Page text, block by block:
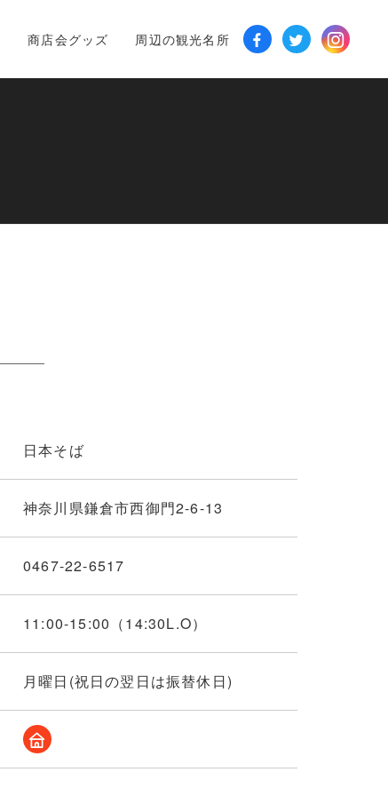
商店会グッズ 周辺の観光名所
日本そば
神奈川県鎌倉市西御門2-6-13
0467-22-6517
11:00-15:00（14:30L.O）
月曜日(祝日の翌日は振替休日)